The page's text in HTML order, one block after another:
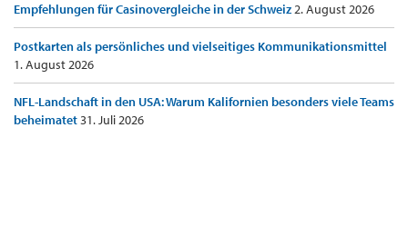
Empfehlungen für Casinovergleiche in der Schweiz2. August 2026
Postkarten als persönliches und vielseitiges Kommunikationsmittel
1. August 2026
NFL-Landschaft in den USA: Warum Kalifornien besonders viele Teams
beheimatet31. Juli 2026